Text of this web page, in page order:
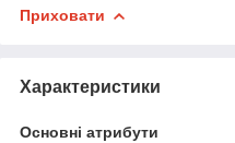
Приховати
Характеристики
Основні атрибути